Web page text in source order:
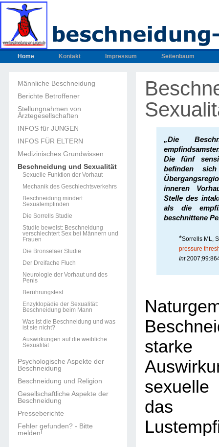
Home Kontakt Impressum Seitenbaum
Männliche Beschneidung
Berichte Betroffener
Stellungnahmen von
Ärztegesellschaften
INFOS für JUNGEN
INFOS FÜR ELTERN
Medizinisches Grundwissen
Beschneidung und Sexualität
Sexuelle Funktion der Vorhaut
Mechanik des Geschlechtsverkehrs
Beschneidung mindert
Sexualempfinden
Die Sorrells Studie
Studie beweist: Beschneidung
verschlechtert Sex bei Männern und
Frauen
Die Bronselaer Studie
Der Dreifache Fluch
Neurologie der Vorhaut und des
Penis
Berührungstest
Enzyklopädie der Sexualität:
Beschneidung beim Mann
Was ist die Beschneidung und was
ist sie nicht?
Auswirkungen auf die weibliche
Sexualität
Psychologische Aspekte der
Beschneidung
Beschneidung und Religion
Gesellschaftliche Aspekte der
Beschneidung
Presseberichte
Fehler gefunden? - Bitte
melden!
„Die
Die fünf
befinden
inneren
Stelle des
als die
beschnittene
*Sorrells ML,
pressure
Int
das